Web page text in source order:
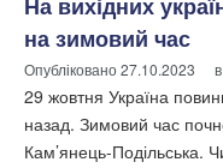
На вихідних
на зимовий час
Опубліковано27.10.2023 в
29 жовтня Україна
назад. Зимовий час
Кам’янець-Подільська.